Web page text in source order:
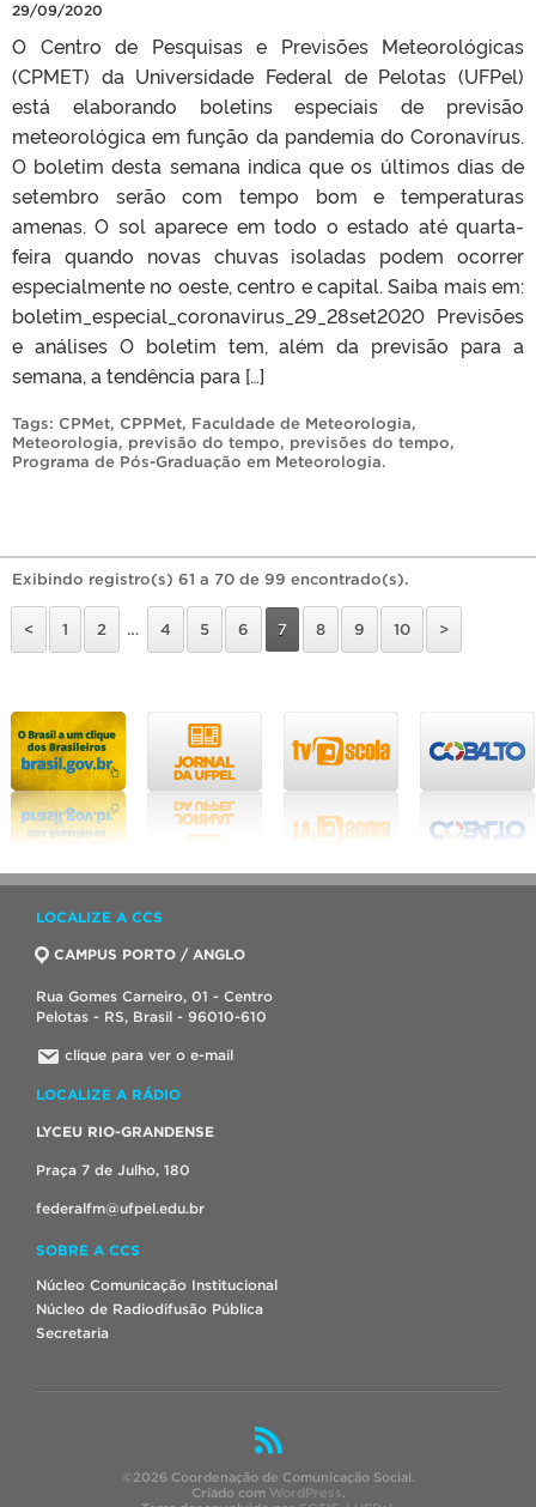
29/09/2020
O Centro de Pesquisas e Previsões Meteorológicas
(CPMET) da Universidade Federal de Pelotas (UFPel)
está elaborando boletins especiais de previsão
meteorológica em função da pandemia do Coronavírus.
O boletim desta semana indica que os últimos dias de
setembro serão com tempo bom e temperaturas
amenas. O sol aparece em todo o estado até quarta-
feira quando novas chuvas isoladas podem ocorrer
especialmente no oeste, centro e capital. Saiba mais em:
boletim_especial_coronavirus_29_28set2020 Previsões
e análises O boletim tem, além da previsão para a
semana, a tendência para […]
Tags: CPMet, CPPMet, Faculdade de Meteorologia,
Meteorologia, previsão do tempo, previsões do tempo,
Programa de Pós-Graduação em Meteorologia.
Exibindo registro(s) 61 a 70 de 99 encontrado(s).
< 1 2 … 4 5 6 7 8 9 10 >
LOCALIZE A CCS
CAMPUS PORTO / ANGLO
Rua Gomes Carneiro, 01 - Centro
Pelotas - RS, Brasil - 96010-610
clique para ver o e-mail
LOCALIZE A RÁDIO
LYCEU RIO-GRANDENSE
Praça 7 de Julho, 180
federalfm@ufpel.edu.br
SOBRE A CCS
Núcleo Comunicação Institucional
Núcleo de Radiodifusão Pública
Secretaria
©2026 Coordenação de Comunicação Social.
Criado com WordPress.